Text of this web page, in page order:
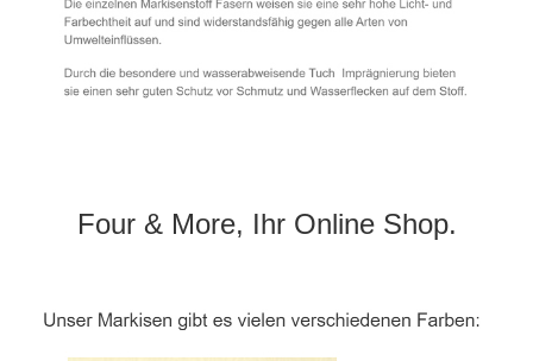
Four & More, Ihr Online Shop.